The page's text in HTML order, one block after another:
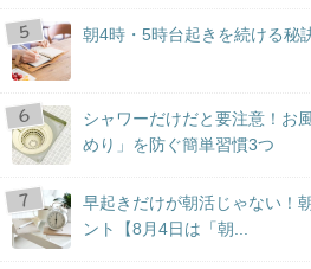
朝4時・5時台起きを続ける秘
シャワーだけだと要注意！お
めり」を防ぐ簡単習慣3つ
早起きだけが朝活じゃない！
ント【8月4日は「朝...